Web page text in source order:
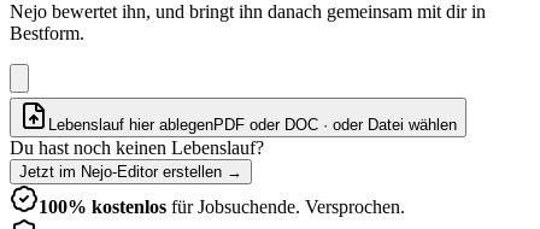
Nejo bewertet ihn, und bringt ihn danach gemeinsam mit dir in
Bestform.
Lebenslauf hier ablegenPDF oder DOC · oder Datei wählen
Du hast noch keinen Lebenslauf?
Jetzt im Nejo-Editor erstellen →
100% kostenlos für Jobsuchende. Versprochen.